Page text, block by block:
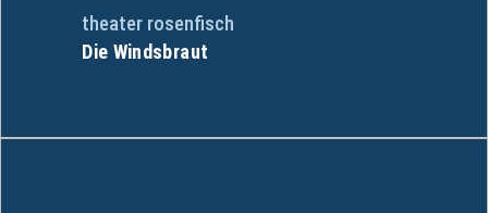
theater rosenfisch
Die Windsbraut